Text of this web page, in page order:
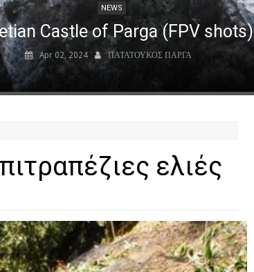
NEWS
Castle of Parga (FPV shots)
Apr 02, 2024 ΠΑΤΑΤΟΥΚΟΣ ΠΑΡΓΑ
ελιές